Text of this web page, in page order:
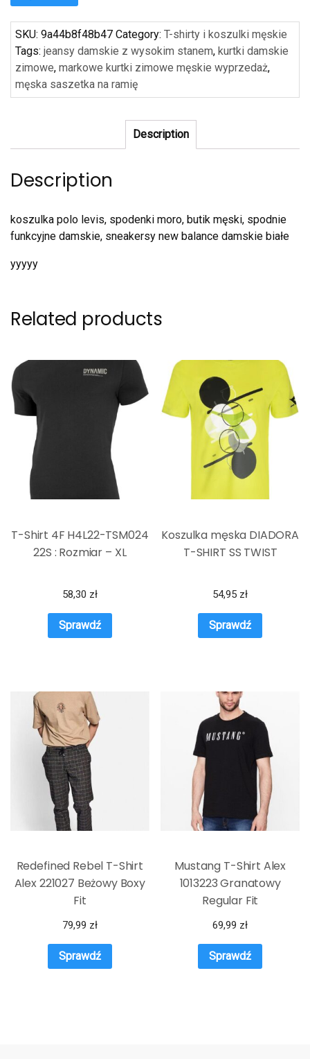
SKU: 9a44b8f48b47 Category: T-shirty i koszulki męskie
Tags: jeansy damskie z wysokim stanem, kurtki damskie
zimowe, markowe kurtki zimowe męskie wyprzedaż,
męska saszetka na ramię
Description
Description
koszulka polo levis, spodenki moro, butik męski, spodnie
funkcyjne damskie, sneakersy new balance damskie białe
yyyyy
Related products
T-Shirt 4F H4L22-TSM024
22S : Rozmiar – XL
58,30 zł
Sprawdź
Koszulka męska DIADORA
T-SHIRT SS TWIST
54,95 zł
Sprawdź
Redefined Rebel T-Shirt
Alex 221027 Beżowy Boxy
Fit
79,99 zł
Sprawdź
Mustang T-Shirt Alex
1013223 Granatowy
Regular Fit
69,99 zł
Sprawdź